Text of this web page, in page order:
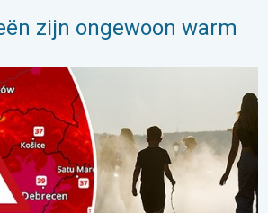
zijn ongewoon warm
Europa. Tot ruim 40 graden. . . dinsdag